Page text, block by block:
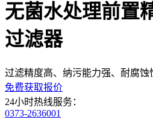
无菌水处理前置
过滤器
过滤精度高、纳污能力强、耐腐
免费获取报价
24小时热线服务：
0373-2636001